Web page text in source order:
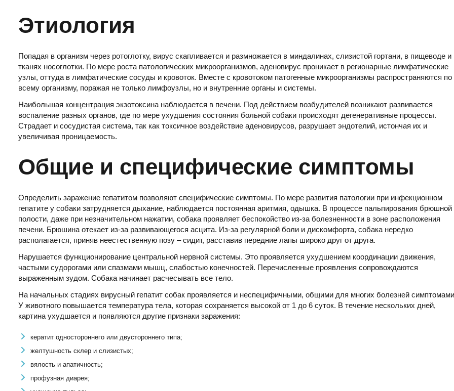
Этиология
Попадая в организм через ротоглотку, вирус скапливается и размножается в миндалинах, слизистой гортани, в пищеводе и
тканях носоглотки. По мере роста патологических микроорганизмов, аденовирус проникает в регионарные лимфатические
узлы, оттуда в лимфатические сосуды и кровоток. Вместе с кровотоком патогенные микроорганизмы распространяются по
всему организму, поражая не только лимфоузлы, но и внутренние органы и системы.
Наибольшая концентрация экзотоксина наблюдается в печени. Под действием возбудителей возникают развивается
воспаление разных органов, где по мере ухудшения состояния больной собаки происходят дегенеративные процессы.
Страдает и сосудистая система, так как токсичное воздействие аденовирусов, разрушает эндотелий, истончая их и
увеличивая проницаемость.
Общие и специфические симптомы
Определить заражение гепатитом позволяют специфические симптомы. По мере развития патологии при инфекционном
гепатите у собаки затрудняется дыхание, наблюдается постоянная аритмия, одышка. В процессе пальпирования брюшной
полости, даже при незначительном нажатии, собака проявляет беспокойство из-за болезненности в зоне расположения
печени. Брюшина отекает из-за развивающегося асцита. Из-за регулярной боли и дискомфорта, собака нередко
располагается, приняв неестественную позу – сидит, расставив передние лапы широко друг от друга.
Нарушается функционирование центральной нервной системы. Это проявляется ухудшением координации движения,
частыми судорогами или спазмами мышц, слабостью конечностей. Перечисленные проявления сопровождаются
выраженным зудом. Собака начинает расчесывать все тело.
На начальных стадиях вирусный гепатит собак проявляется и неспецифичными, общими для многих болезней
У животного повышается температура тела, которая сохраняется высокой от 1 до 6 суток. В течение нескольких дней,
картина ухудшается и появляются другие признаки заражения:
кератит одностороннего или двустороннего типа;
желтушность склер и слизистых;
вялость и апатичность;
профузная диарея;